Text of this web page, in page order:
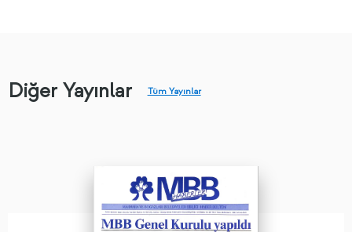
Diğer Yayınlar Tüm Yayınlar